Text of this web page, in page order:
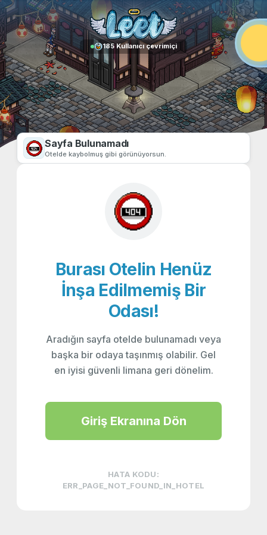
185 Kullanıcı çevrimiçi
Sayfa Bulunamadı
Otelde kaybolmuş gibi görünüyorsun.
Burası Otelin Henüz
İnşa Edilmemiş Bir
Odası!
Aradığın sayfa otelde bulunamadı veya
başka bir odaya taşınmış olabilir. Gel
en iyisi güvenli limana geri dönelim.
Giriş Ekranına Dön
HATA KODU:
ERR_PAGE_NOT_FOUND_IN_HOTEL